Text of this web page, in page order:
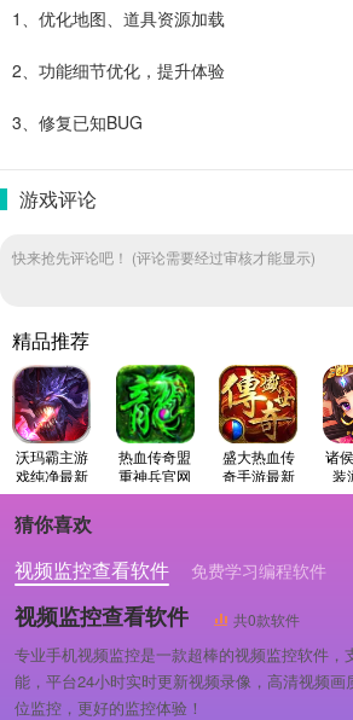
1、优化地图、道具资源加载
2、功能细节优化，提升体验
3、修复已知BUG
游戏评论
快来抢先评论吧！ (评论需要经过审核才能显示)
精品推荐
沃玛霸主游
戏纯净最新
版
热血传奇盟
重神兵官网
版
盛大热血传
奇手游最新
版
诸
装
猜你喜欢
视频监控查看软件
免费学习编程软件
专业做婚礼策划的软件
视频监控查看软件 共0款软件
专业手机视频监控是一款超棒的视频监控软件，
能，平台24小时实时更新视频录像，高清视频
位监控，更好的监控体验！